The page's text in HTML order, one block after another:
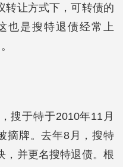
转让方式下，可转债的
也是搜特退债经常上
搜于特于2010年11月
摘牌。去年8月，搜特
，并更名搜特退债。根